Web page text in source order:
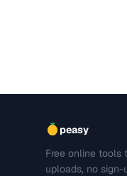
peasy
Free online tools
uploads, no sign-